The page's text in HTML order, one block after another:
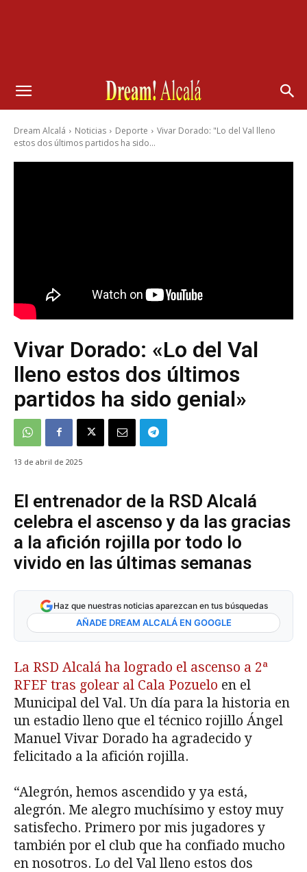
Dream Alcalá Noticias Deporte
Vivar Dorado: "Lo del Val lleno
estos dos últimos partidos ha sido...
Vivar Dorado: «Lo del Val
lleno estos dos últimos
partidos ha sido genial»
13 de abril de 2025
El entrenador de la RSD Alcalá
celebra el ascenso y da las gracias
a la afición rojilla por todo lo
vivido en las últimas semanas
Haz que nuestras noticias aparezcan en tus búsquedas
AÑADE DREAM ALCALÁ EN GOOGLE
La RSD Alcalá ha logrado el ascenso a 2ª
RFEF tras golear al Cala Pozuelo en el
Municipal del Val. Un día para la historia en
un estadio lleno que el técnico rojillo Ángel
Manuel Vivar Dorado ha agradecido y
felicitado a la afición rojilla.
“Alegrón, hemos ascendido y ya está,
alegrón. Me alegro muchísimo y estoy muy
satisfecho. Primero por mis jugadores y
también por el club que ha confiado mucho
en nosotros. Lo del Val lleno estos dos